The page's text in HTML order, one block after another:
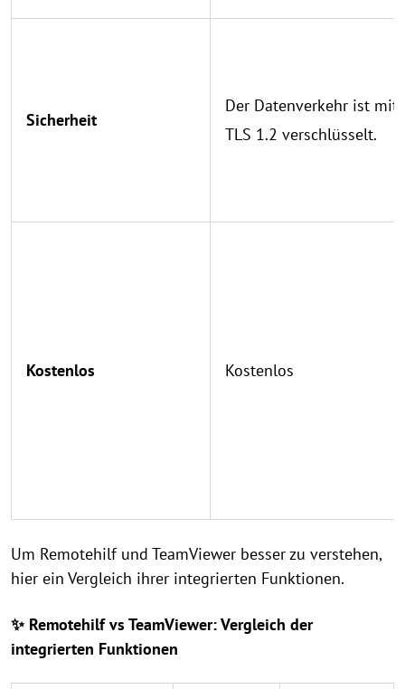
Sicherheit
Der Datenverkehr ist mit
TLS 1.2 verschlüsselt.
Kostenlos Kostenlos
Um Remotehilf und TeamViewer besser zu verstehen,
hier ein Vergleich ihrer integrierten Funktionen.
✨ Remotehilf vs TeamViewer: Vergleich der
integrierten Funktionen